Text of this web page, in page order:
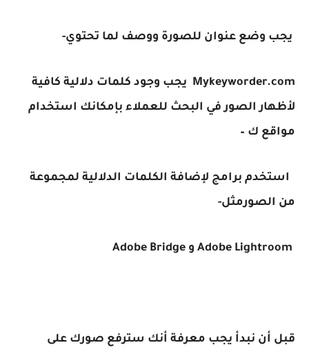
يجب وضع عنوان للصورة ووصف لما تحتوي-
Mykeyworder.com يجب وجود كلمات دلالية كافية
لأظهار الصور في البحث للعملاء بإمكانك استخدام
مواقع ك –
استخدم برامج لإضافة الكلمات الدلالية لمجموعة
من الصورمثل-
قبل أن نبدأ يجب معرفة أنك سترفع صورك على